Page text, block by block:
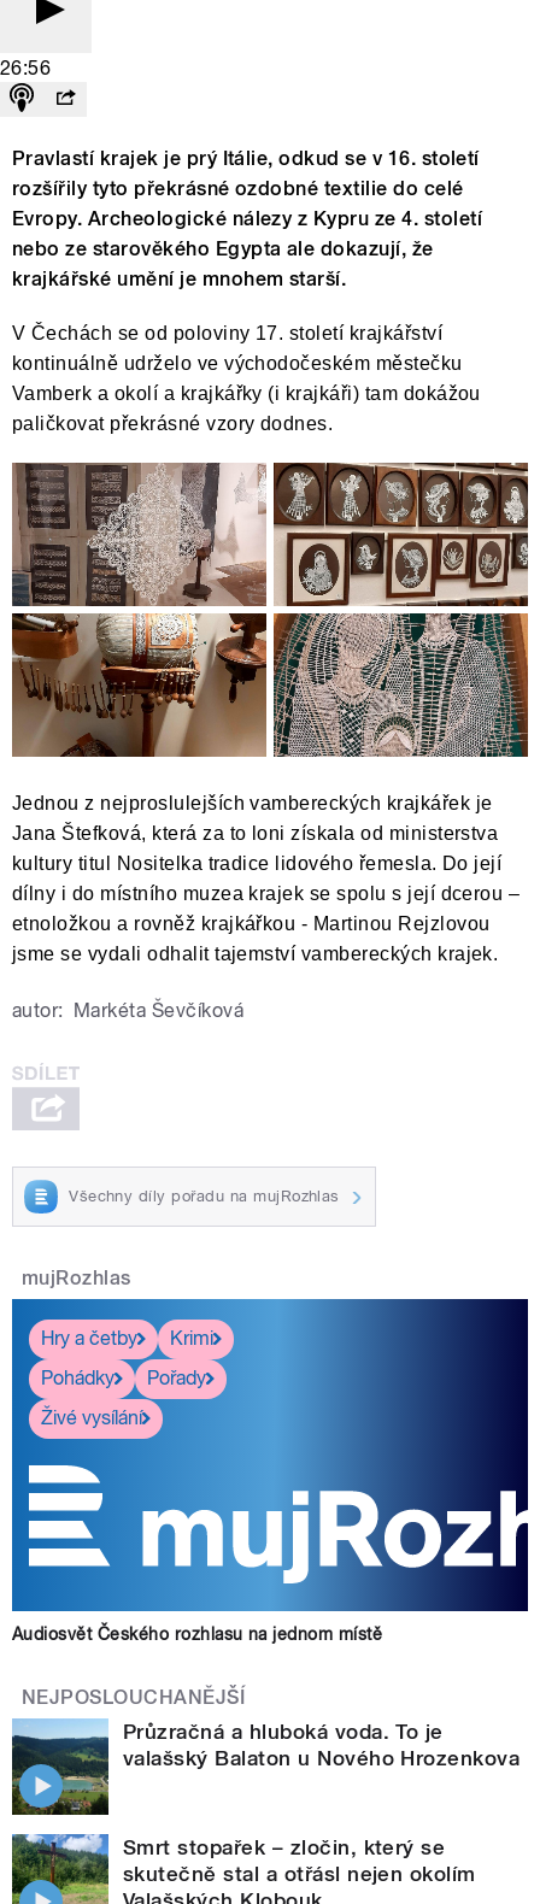
26:56
Pravlastí krajek je prý Itálie, odkud se v 16. století
rozšířily tyto překrásné ozdobné textilie do celé
Evropy. Archeologické nálezy z Kypru ze 4. století
nebo ze starověkého Egypta ale dokazují, že
krajkářské umění je mnohem starší.
V Čechách se od poloviny 17. století krajkářství
kontinuálně udrželo ve východočeském městečku
Vamberk a okolí a krajkářky (i krajkáři) tam dokážou
paličkovat překrásné vzory dodnes.
Jednou z nejproslulejších vambereckých krajkářek je
Jana Štefková, která za to loni získala od ministerstva
kultury titul Nositelka tradice lidového řemesla. Do její
dílny i do místního muzea krajek se spolu s její dcerou –
etnoložkou a rovněž krajkářkou - Martinou Rejzlovou
jsme se vydali odhalit tajemství vambereckých krajek.
autor: Markéta Ševčíková
Všechny díly pořadu na mujRozhlas
mujRozhlas
Hry a četby
Krimi
Pohádky
Pořady
Živé vysílání
Audiosvět Českého rozhlasu na jednom místě
NEJPOSLOUCHANĚJŠÍ
Průzračná a hluboká voda. To je
valašský Balaton u Nového Hrozenkova
Smrt stopařek – zločin, který se
skutečně stal a otřásl nejen okolím